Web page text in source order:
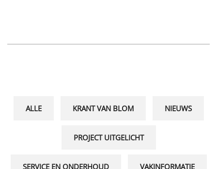
ALLE KRANT VAN BLOM NIEUWS
PROJECT UITGELICHT
SERVICE EN ONDERHOUD VAKINFORMATIE